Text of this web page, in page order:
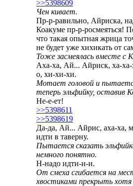
>>5398609
Чен кивает.
Пр-р-равильно, Айриска,
Коакуме пр-р-росмеяться!
что такая опытная жрица
не будет уже хихикать от
Тоже засмеялась вместе с
Аха-ха, Ай... Айриск, ха-ха-
о, хи-хи-хи.
Мотает головой и
теперь эльфийку, оставив
Не-е-ет!
>>5398611
>>5398619
Да-да, Ай... Айрис, аха-ха,
идти в таверну.
Пытается сказать
немного понятно.
Н-надо идти-и-и.
От смеха сгибается на
хвостиками прекрыть